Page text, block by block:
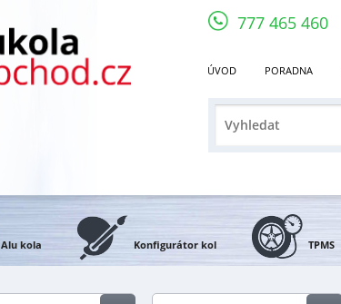
777 465 460
ÚVOD PORADNA
Alu kola Konfigurátor kol TPMS